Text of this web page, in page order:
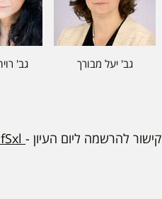
גב' יעל מבורך גב'
קישור להרשמה ליום העיון -